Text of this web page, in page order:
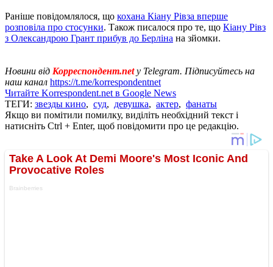
Раніше повідомлялося, що кохана Кіану Рівза вперше
розповіла про стосунки. Також писалося про те, що Кіану Рівз
з Олександрою Грант прибув до Берліна на зйомки.
Новини від Корреспондент.net у Telegram. Підписуйтесь на
наш канал https://t.me/korrespondentnet
Читайте Korrespondent.net в Google News
ТЕГИ: звезды кино, суд, девушка, актер, фанаты
Якщо ви помітили помилку, виділіть необхідний текст і
натисніть Ctrl + Enter, щоб повідомити про це редакцію.